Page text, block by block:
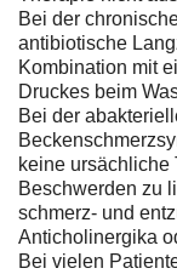
Bei der
antibiotische
Kombination mit
Druckes beim
Bei der
keine ursächliche
Beschwerden zu
schmerz- und
Anticholinergika
Bei vielen